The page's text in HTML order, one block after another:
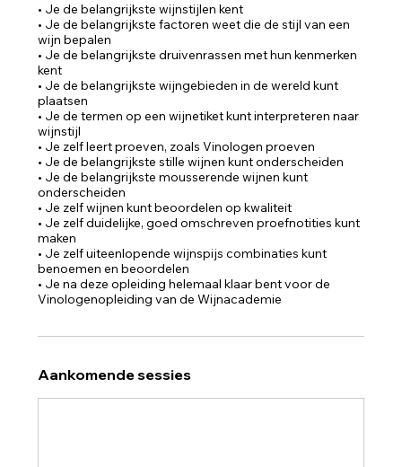
• Je de belangrijkste wijnstijlen kent
• Je de belangrijkste factoren weet die de stijl van een
wijn bepalen
• Je de belangrijkste druivenrassen met hun kenmerken
kent
• Je de belangrijkste wijngebieden in de wereld kunt
plaatsen
• Je de termen op een wijnetiket kunt interpreteren naar
wijnstijl
• Je zelf leert proeven, zoals Vinologen proeven
• Je de belangrijkste stille wijnen kunt onderscheiden
• Je de belangrijkste mousserende wijnen kunt
onderscheiden
• Je zelf wijnen kunt beoordelen op kwaliteit
• Je zelf duidelijke, goed omschreven proefnotities kunt
maken
• Je zelf uiteenlopende wijnspijs combinaties kunt
benoemen en beoordelen
• Je na deze opleiding helemaal klaar bent voor de
Vinologenopleiding van de Wijnacademie
Aankomende sessies